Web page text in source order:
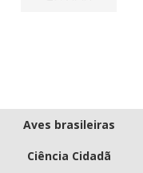
Aves brasileiras
Ciência Cidadã